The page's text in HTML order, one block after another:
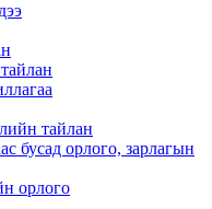
тайлан
бусад орлого, зарлагын
орлого